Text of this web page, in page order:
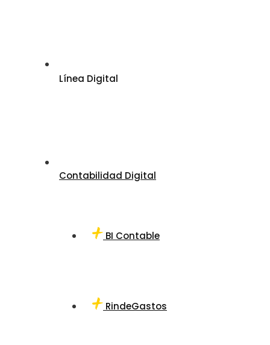
Línea Digital
Contabilidad Digital
BI Contable
RindeGastos